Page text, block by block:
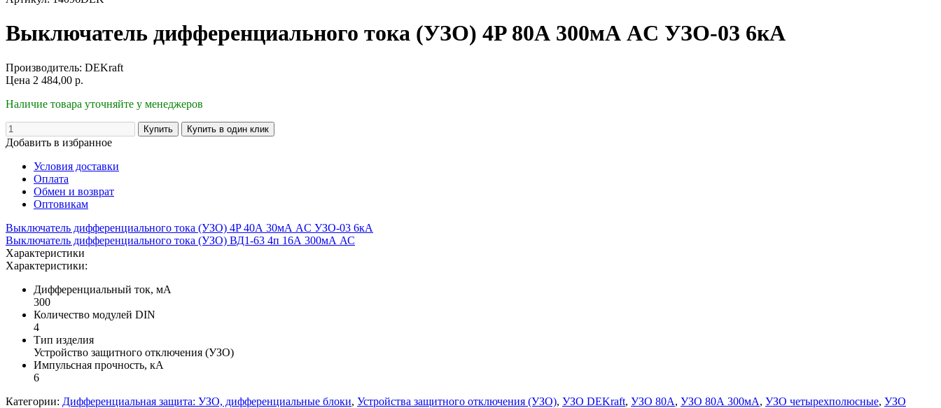
Выключатель дифференциального тока (УЗО) 4P 80А 300мА AC УЗО-03 6кА
Производитель: DEKraft
Цена 2 484,00 р.
Наличие товара уточняйте у менеджеров
Добавить в избранное
Условия доставки
Оплата
Обмен и возврат
Оптовикам
Выключатель дифференциального тока (УЗО) 4P 40А 30мА AC УЗО-03 6кА
Выключатель дифференциального тока (УЗО) ВД1-63 4п 16А 300мА АС
Характеристики
Характеристики:
Дифференциальный ток, мА
300
Количество модулей DIN
4
Тип изделия
Устройство защитного отключения (УЗО)
Импульсная прочность, кА
6
Категории: Дифференциальная защита: УЗО, дифференциальные блоки, Устройства защитного отключения (УЗО), УЗО DEKraft, УЗО 80А, УЗО 80А 300мА, УЗО четырехполюсные, УЗО